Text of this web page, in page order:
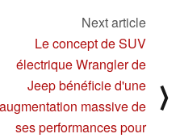
Next article
Le concept de SUV
électrique Wrangler de
Jeep bénéficie d'une
augmentation massive de
ses performances pour
⟩